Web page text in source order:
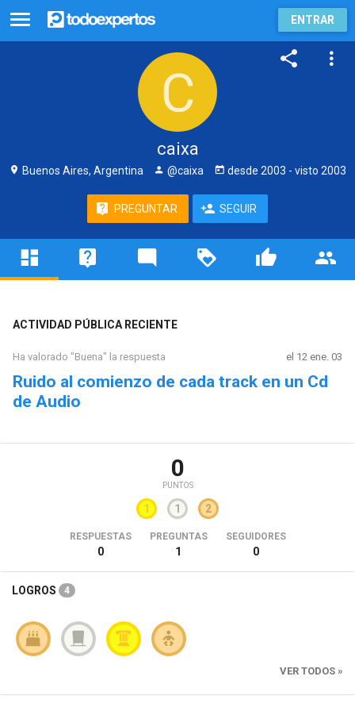
ENTRAR
caixa
Buenos Aires, Argentina @caixa desde 2003 - visto 2003
PREGUNTAR SEGUIR
ACTIVIDAD PÚBLICA RECIENTE
Ha valorado "Buena" la respuesta el 12 ene. 03
Ruido al comienzo de cada track en un Cd
de Audio
0
PUNTOS
1 1 2
RESPUESTAS
0
PREGUNTAS
1
SEGUIDORES
0
LOGROS 4
VER TODOS »